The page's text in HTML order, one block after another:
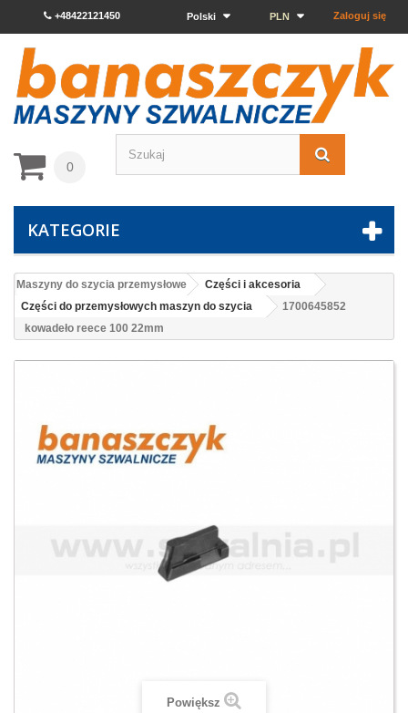
Zaloguj się
PLN
Polski
+48422121450
0
KATEGORIE
Maszyny do szycia przemysłowe
Części i akcesoria
Części do przemysłowych maszyn do szycia
1700645852
kowadeło reece 100 22mm
Powiększ